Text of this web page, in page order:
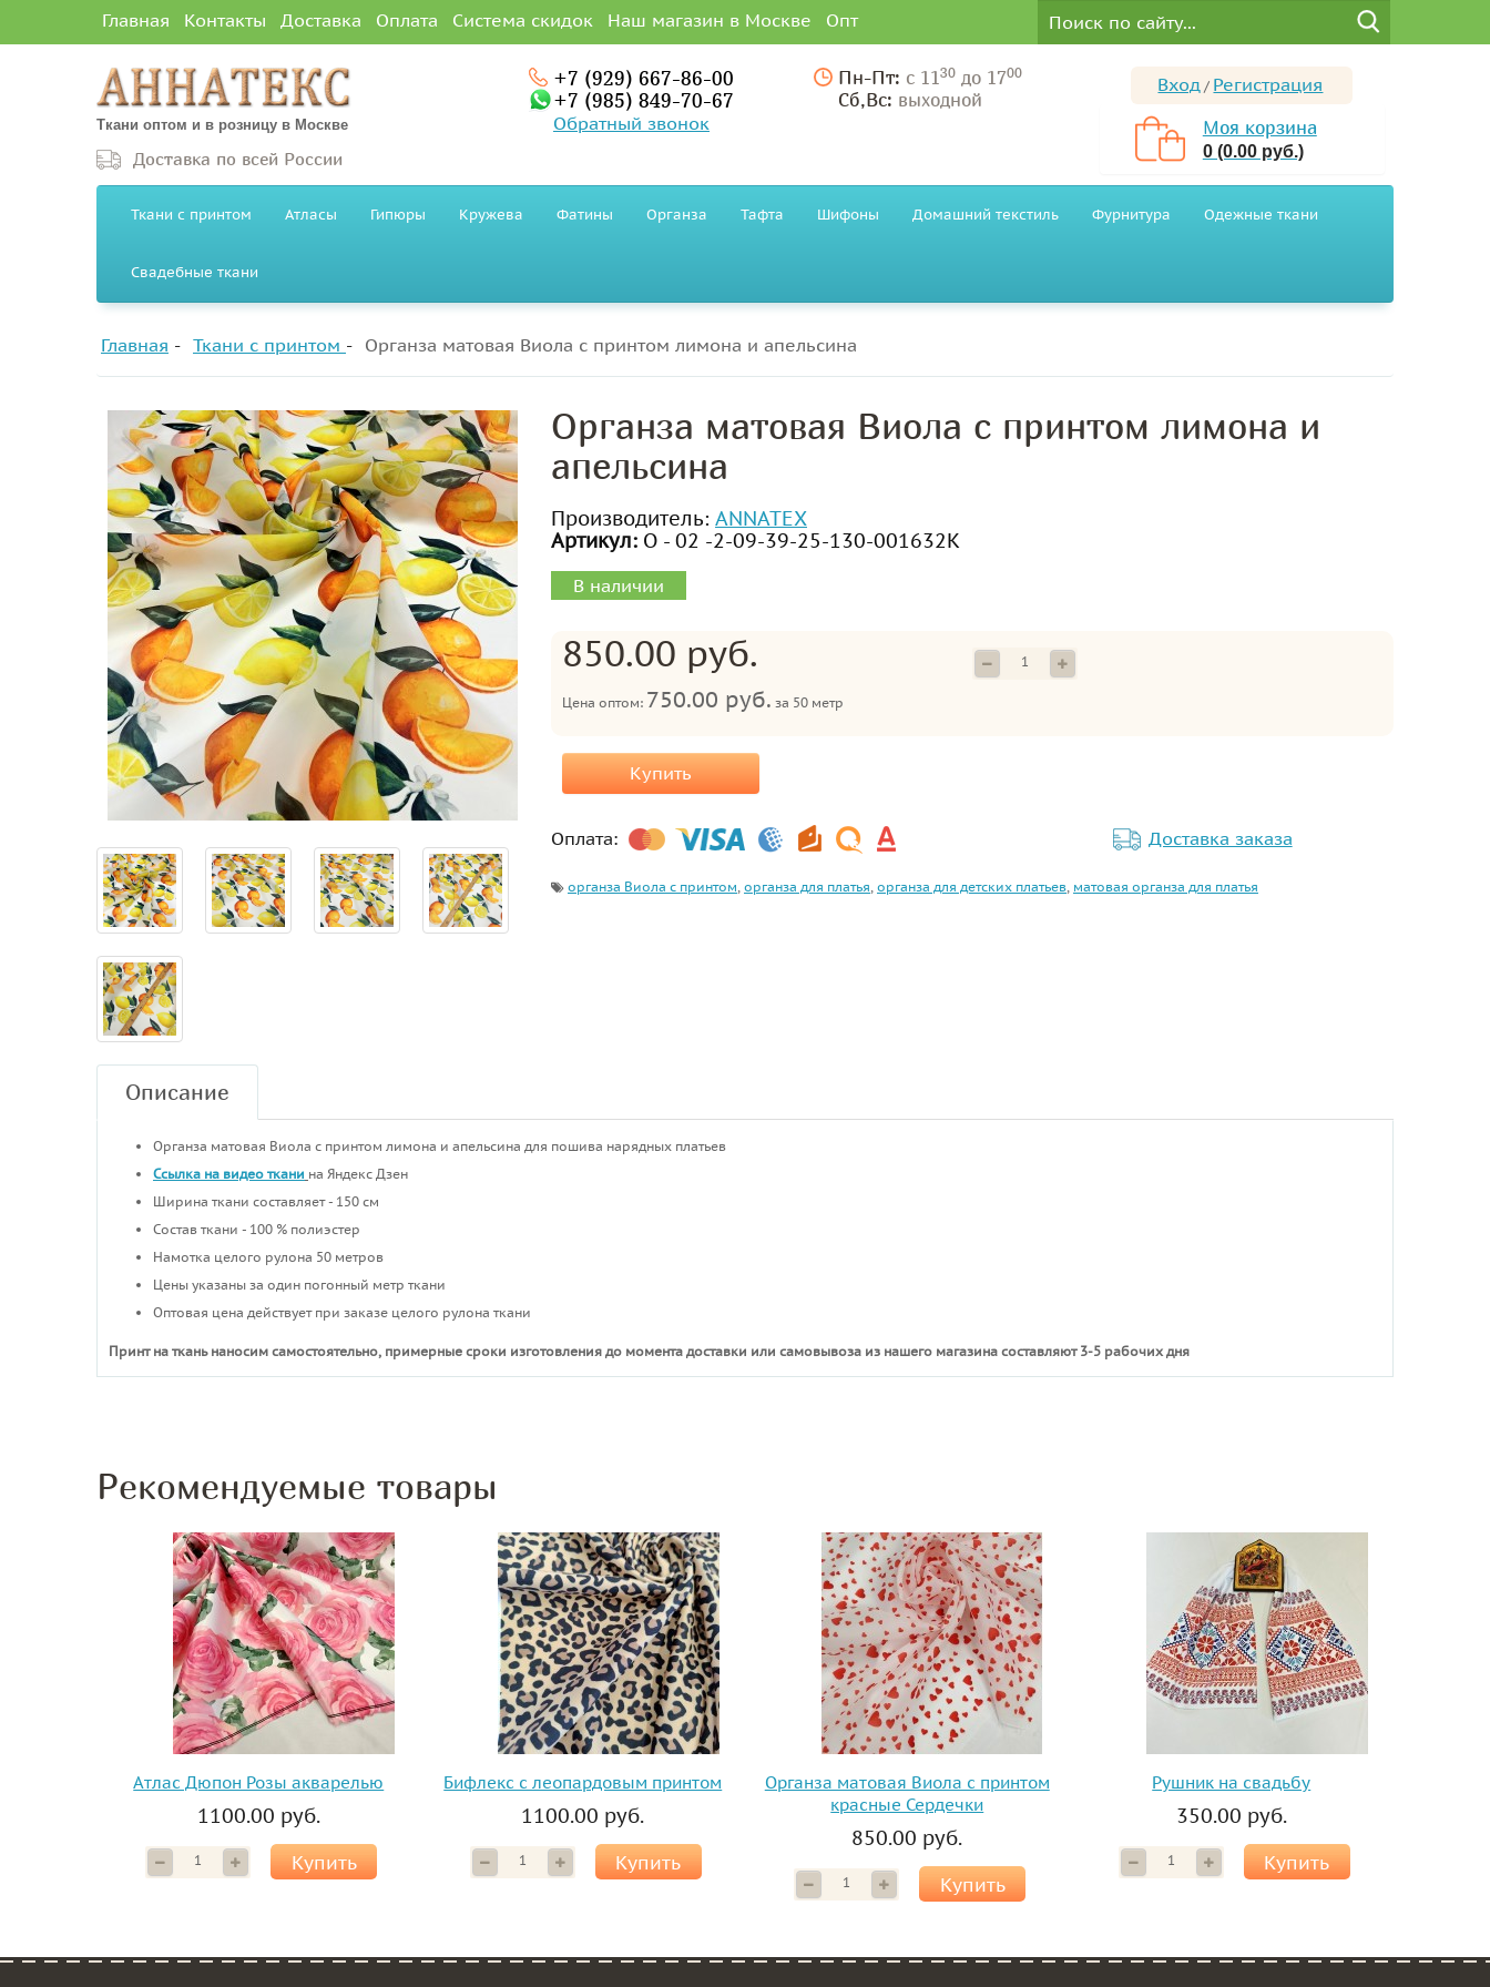
Главная Контакты Доставка Оплата Система скидок Наш магазин в Москве Опт
Ткани оптом и в розницу в Москве
Доставка по всей России
+7 (929) 667-86-00
+7 (985) 849-70-67
Обратный звонок
Пн-Пт: с 1130 до 1700
Сб,Вс: выходной
Вход / Регистрация
Моя корзина
0 (0.00 руб.)
Ткани с принтом Атласы Гипюры Кружева Фатины Органза Тафта Шифоны Домашний текстиль Фурнитура Одежные ткани
Свадебные ткани
Главная Ткани с принтом Органза матовая Виола с принтом лимона и апельсина
Органза матовая Виола с принтом лимона и
апельсина
Производитель: ANNATEX
Артикул: О - 02 -2-09-39-25-130-001632К
В наличии
850.00 руб.
Цена оптом: 750.00 руб. за 50 метр
Купить
Оплата: Доставка заказа
органза Виола с принтом, органза для платья, органза для детских платьев, матовая органза для платья
Описание
Органза матовая Виола с принтом лимона и апельсина для пошива нарядных платьев
Ссылка на видео ткани на Яндекс Дзен
Ширина ткани составляет - 150 см
Состав ткани - 100 % полиэстер
Намотка целого рулона 50 метров
Цены указаны за один погонный метр ткани
Оптовая цена действует при заказе целого рулона ткани
Принт на ткань наносим самостоятельно, примерные сроки изготовления до момента доставки или самовывоза из нашего магазина составляют 3-5 рабочих дня
Рекомендуемые товары
Атлас Дюпон Розы акварелью
1100.00 руб.
Купить
Бифлекс с леопардовым принтом
1100.00 руб.
Купить
Органза матовая Виола с принтом
красные Сердечки
850.00 руб.
Купить
Рушник на свадьбу
350.00 руб.
Купить